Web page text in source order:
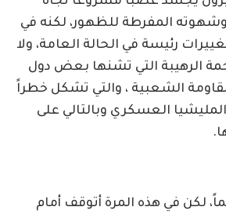
المفرطة للظهور، لكنه في
رئيسة في الحالة العامة، ولا
الرهيبة التي تشنها بعض دول
الشعبية ، والتي تشكل خطراً
العسكري وبالتالي على
لكن في هذه المرة أتوقف أمام